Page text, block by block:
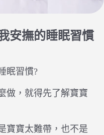
安撫的睡眠習慣
眠習慣?
做，就得先了解寶寶
寶寶太難帶，也不是